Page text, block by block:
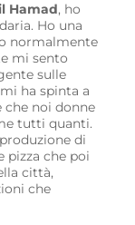
Hamad, ho
Ho una
normalmente
mi sento
sulle
ha spinta a
noi donne
tutti quanti.
di
che poi
città,
che